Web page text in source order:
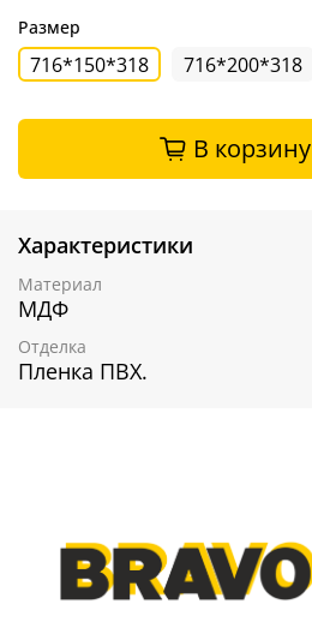
Размер
716*150*318 716*200*318
В корзину
Характеристики
Материал
МДФ
Отделка
Пленка ПВХ.